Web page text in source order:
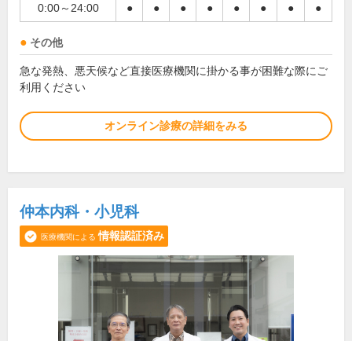
0:00～24:00 ● ● ● ● ● ● ● ●
その他
急な発熱、悪天候など直接医療機関に掛かる事が困難な際にご
利用ください
オンライン診療の詳細をみる
仲本内科・小児科
医療機関による 情報認証済み